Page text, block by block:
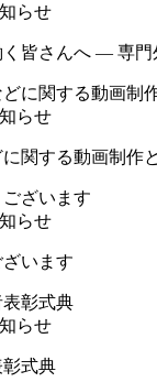
らせ
く皆さんへ ― 専
らせ
関する動画制作
らせ
います
らせ
式典